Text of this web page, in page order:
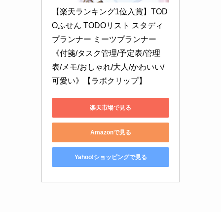
【楽天ランキング1位入賞】TOD
Oふせん TODOリスト スタディ
プランナー ミーツプランナー
《付箋/タスク管理/予定表/管理
表/メモ/おしゃれ/大人/かわいい/
可愛い》【ラボクリップ】
楽天市場で見る
Amazonで見る
Yahoo!ショッピングで見る